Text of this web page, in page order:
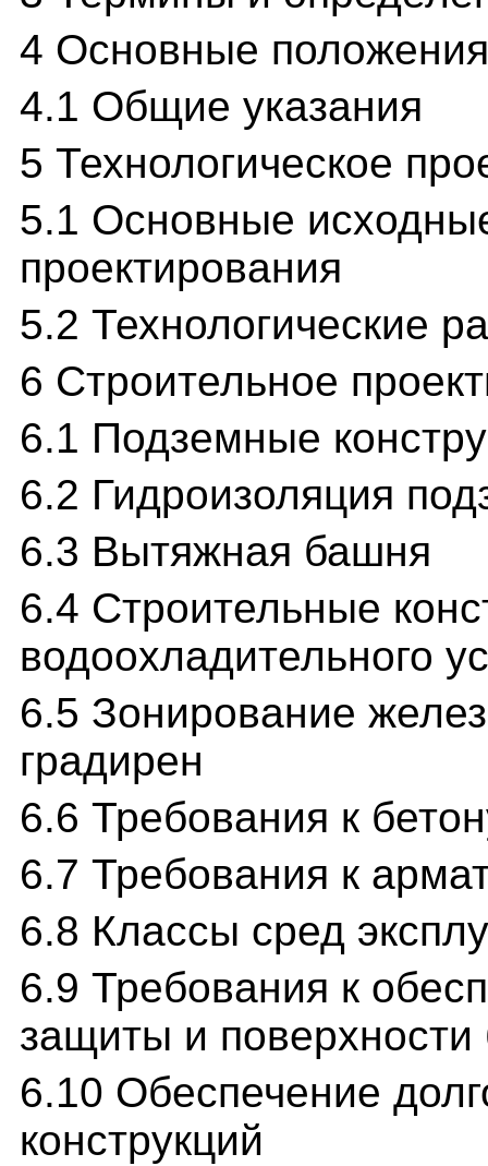
4 Основные положения
4.1 Общие указания
5 Технологическое
5.1 Основные
проектирования
5.2 Технологические
6 Строительное
6.1 Подземные
6.2 Гидроизоляция
6.3 Вытяжная башня
6.4 Строительные
водоохладительного
6.5 Зонирование
градирен
6.6 Требования к
6.7 Требования к
6.8 Классы сред
6.9 Требования к
защиты и поверхности
6.10 Обеспечение
конструкций